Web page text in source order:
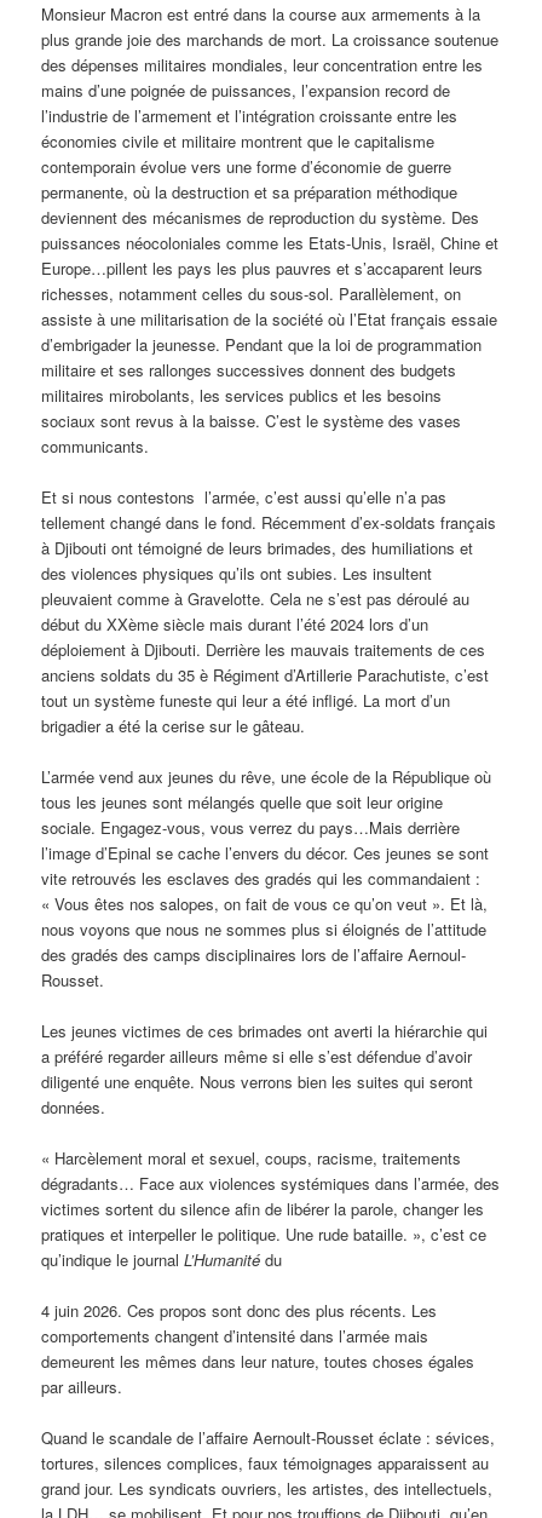
Monsieur Macron est entré dans la course aux armements à la
plus grande joie des marchands de mort. La croissance soutenue
des dépenses militaires mondiales, leur concentration entre les
mains d’une poignée de puissances, l’expansion record de
l’industrie de l’armement et l’intégration croissante entre les
économies civile et militaire montrent que le capitalisme
contemporain évolue vers une forme d’économie de guerre
permanente, où la destruction et sa préparation méthodique
deviennent des mécanismes de reproduction du système. Des
puissances néocoloniales comme les Etats-Unis, Israël, Chine et
Europe…pillent les pays les plus pauvres et s’accaparent leurs
richesses, notamment celles du sous-sol. Parallèlement, on
assiste à une militarisation de la société où l’Etat français essaie
d’embrigader la jeunesse. Pendant que la loi de programmation
militaire et ses rallonges successives donnent des budgets
militaires mirobolants, les services publics et les besoins
sociaux sont revus à la baisse. C’est le système des vases
communicants.
Et si nous contestons l’armée, c’est aussi qu’elle n’a pas
tellement changé dans le fond. Récemment d’ex-soldats français
à Djibouti ont témoigné de leurs brimades, des humiliations et
des violences physiques qu’ils ont subies. Les insultent
pleuvaient comme à Gravelotte. Cela ne s’est pas déroulé au
début du XXème siècle mais durant l’été 2024 lors d’un
déploiement à Djibouti. Derrière les mauvais traitements de ces
anciens soldats du 35 è Régiment d’Artillerie Parachutiste, c’est
tout un système funeste qui leur a été infligé. La mort d’un
brigadier a été la cerise sur le gâteau.
L’armée vend aux jeunes du rêve, une école de la République où
tous les jeunes sont mélangés quelle que soit leur origine
sociale. Engagez-vous, vous verrez du pays…Mais derrière
l’image d’Epinal se cache l’envers du décor. Ces jeunes se sont
vite retrouvés les esclaves des gradés qui les commandaient :
« Vous êtes nos salopes, on fait de vous ce qu’on veut ». Et là,
nous voyons que nous ne sommes plus si éloignés de l’attitude
des gradés des camps disciplinaires lors de l’affaire Aernoul-
Rousset.
Les jeunes victimes de ces brimades ont averti la hiérarchie qui
a préféré regarder ailleurs même si elle s’est défendue d’avoir
diligenté une enquête. Nous verrons bien les suites qui seront
données.
« Harcèlement moral et sexuel, coups, racisme, traitements
dégradants… Face aux violences systémiques dans l’armée, des
victimes sortent du silence afin de libérer la parole, changer les
pratiques et interpeller le politique. Une rude bataille. », c’est ce
qu’indique le journalL’Humanité du
4 juin 2026. Ces propos sont donc des plus récents. Les
comportements changent d’intensité dans l’armée mais
demeurent les mêmes dans leur nature, toutes choses égales
par ailleurs.
Quand le scandale de l’affaire Aernoult-Rousset éclate : sévices,
tortures, silences complices, faux témoignages apparaissent au
grand jour. Les syndicats ouvriers, les artistes, des intellectuels,